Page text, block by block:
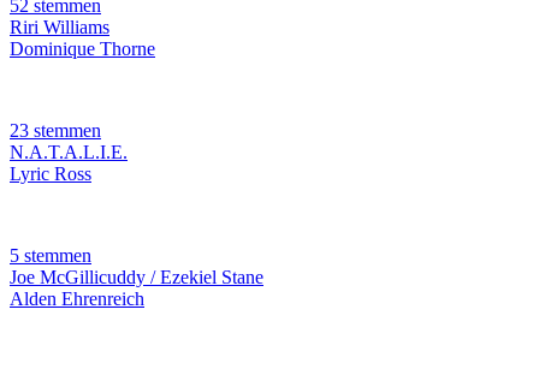
52 stemmen
Riri Williams
Dominique Thorne
23 stemmen
N.A.T.A.L.I.E.
Lyric Ross
5 stemmen
Joe McGillicuddy / Ezekiel Stane
Alden Ehrenreich